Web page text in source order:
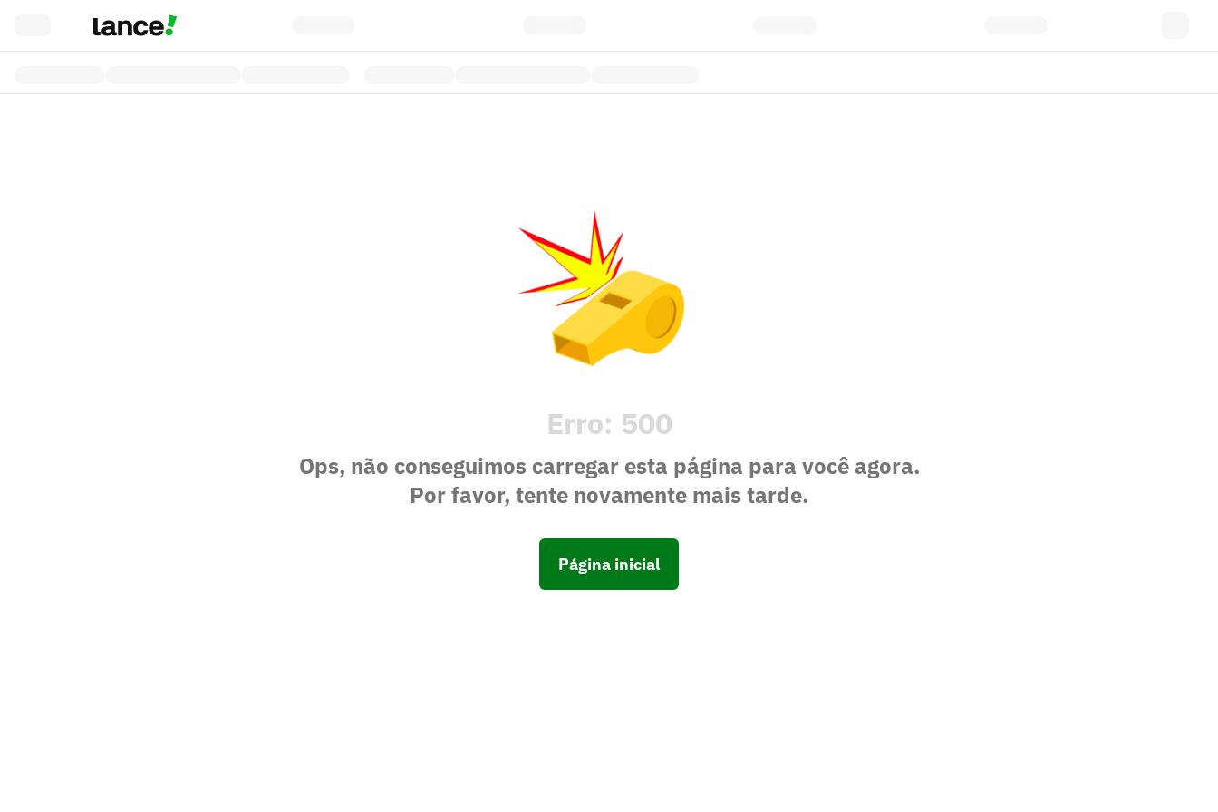
Erro: 500
Ops, não conseguimos carregar esta página para você agora.
Por favor, tente novamente mais tarde.
Página inicial